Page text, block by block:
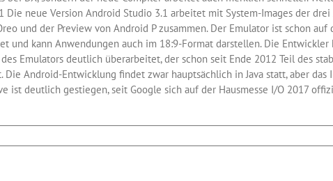
Die neue Version Android Studio 3.1 arbeitet mit System-Images der
und der Preview von Android P zusammen. Der Emulator ist schon
und kann Anwendungen auch im 18:9-Format darstellen. Die Entwickler
Emulators deutlich überarbeitet, der schon seit Ende 2012 Teil des
Die Android-Entwicklung findet zwar hauptsächlich in Java statt, aber das
ist deutlich gestiegen, seit Google sich auf der Hausmesse I/O 2017